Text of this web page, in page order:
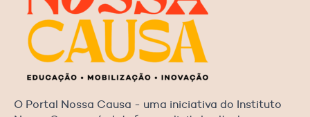
O Portal Nossa Causa - uma iniciativa do Instituto